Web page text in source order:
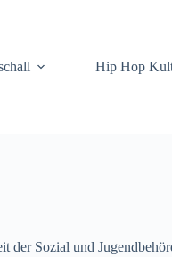
Hip Hop
Sozial und